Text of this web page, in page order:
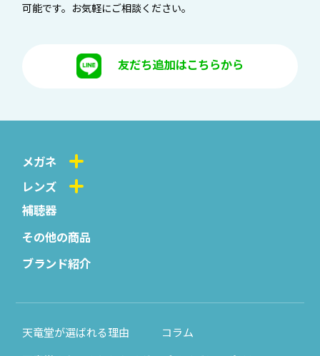
可能です。お気軽にご相談ください。
友だち追加はこちらから
メガネ
レンズ
補聴器
その他の商品
ブランド紹介
天竜堂が選ばれる理由
コラム